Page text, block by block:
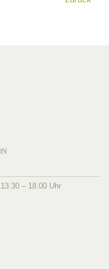
– 18.00 Uhr